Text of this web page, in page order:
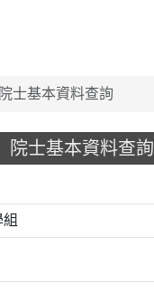
院士基本資料查詢
院士基本資料查詢